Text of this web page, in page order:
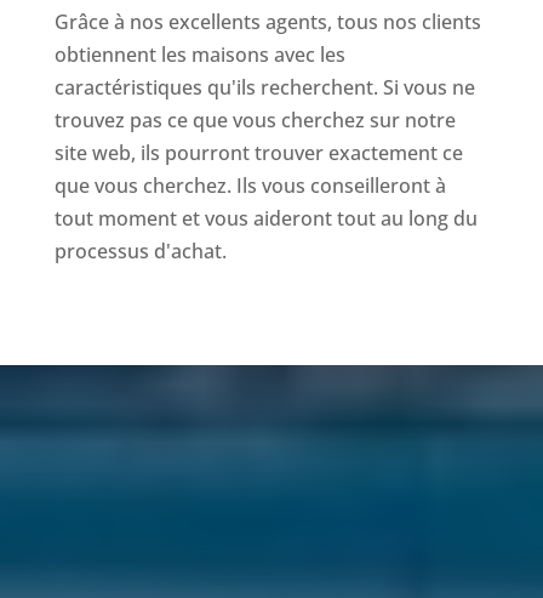
Grâce à nos excellents agents, tous nos clients
obtiennent les maisons avec les
caractéristiques qu'ils recherchent. Si vous ne
trouvez pas ce que vous cherchez sur notre
site web, ils pourront trouver exactement ce
que vous cherchez. Ils vous conseilleront à
tout moment et vous aideront tout au long du
processus d'achat.